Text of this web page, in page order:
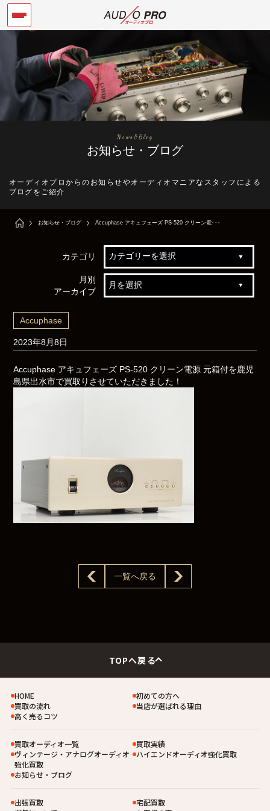
News&Blog
お知らせ・ブログ
オーディオプロからのお知らせやオーディオマニアなスタッフによる
ブログをご紹介
お知らせ・ブログ Accuphase アキュフェーズ PS-520 クリーン電･･･
カテゴリ
月別
アーカイブ
Accuphase
2023年8月8日
Accuphase アキュフェーズ PS-520 クリーン電源 元箱付を鹿児
島県出水市で買取りさせていただきました！
一覧へ戻る
TOPへ戻る
HOME
初めての方へ
買取の流れ
当店が選ばれる理由
高く売るコツ
買取オーディオ一覧
買取実績
ヴィンテージ・アナログオーディオ
強化買取
ハイエンドオーディオ強化買取
お知らせ・ブログ
出張買取
宅配買取